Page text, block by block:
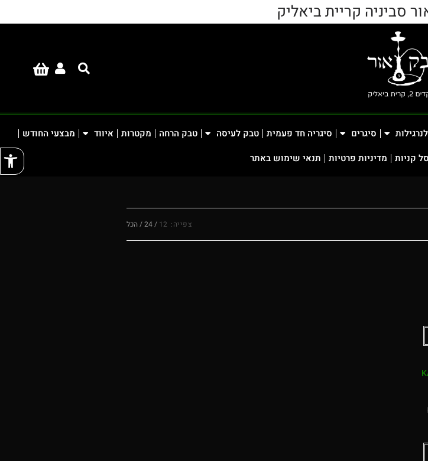
סביניה קריית ביאליק
סיגרים סיגריה חד פעמית טבק לעיסה טבק הרחה מקטרות איווד
מבצעי החודש
סל קניות מדיניות פרטיות תנאי שימוש באתר
צפייה: 12
24 הכל